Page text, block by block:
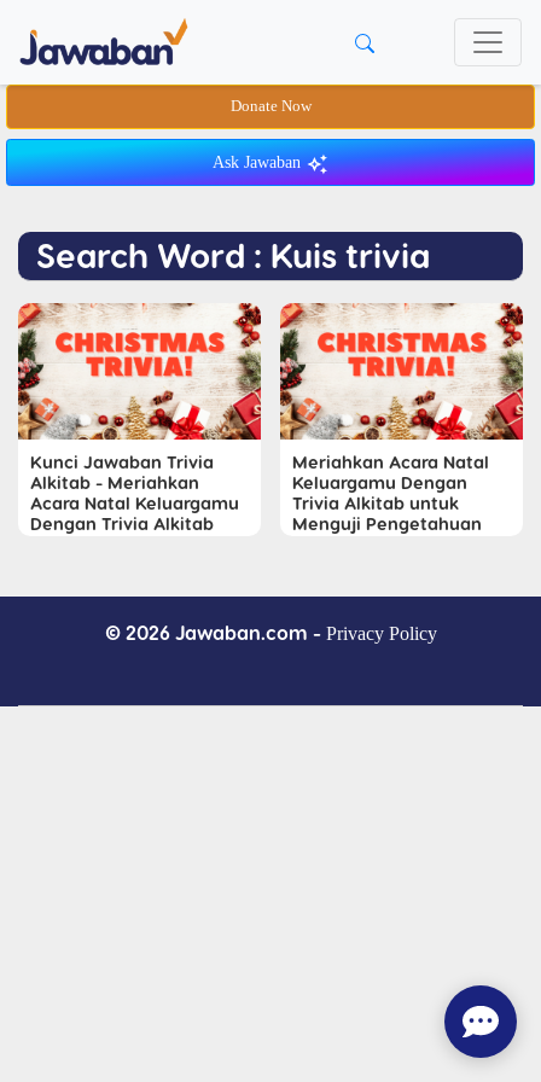
Donate Now
Ask Jawaban
Search Word : Kuis trivia
Kunci Jawaban Trivia
Alkitab - Meriahkan
Acara Natal Keluargamu
Dengan Trivia Alkitab
Meriahkan Acara Natal
Keluargamu Dengan
Trivia Alkitab untuk
Menguji Pengetahuan
© 2026 Jawaban.com - Privacy Policy